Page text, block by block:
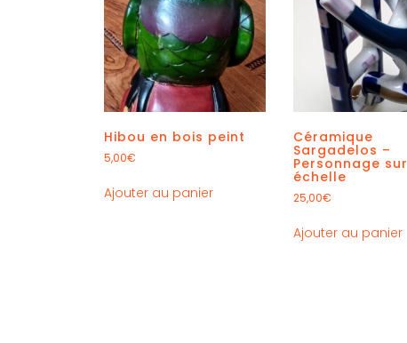
Hibou en bois peint
5,00€
Ajouter au panier
Céramique
Sargadelos –
Personnage sur
échelle
25,00€
Ajouter au panier